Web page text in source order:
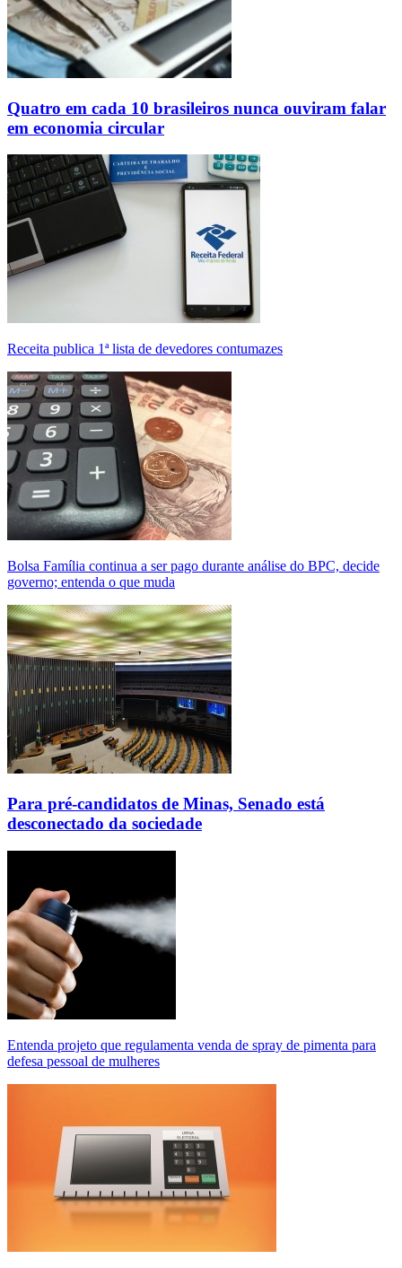
Quatro em cada 10 brasileiros nunca ouviram falar
em economia circular
Receita publica 1ª lista de devedores contumazes
Bolsa Família continua a ser pago durante análise do BPC, decide
governo; entenda o que muda
Para pré-candidatos de Minas, Senado está
desconectado da sociedade
Entenda projeto que regulamenta venda de spray de pimenta para
defesa pessoal de mulheres